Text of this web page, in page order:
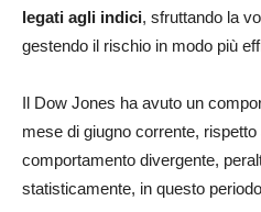
legati agli indici, sfruttando la
gestendo il rischio in modo più
Il Dow Jones ha avuto un
mese di giugno corrente, rispetto
comportamento divergente,
statisticamente, in questo